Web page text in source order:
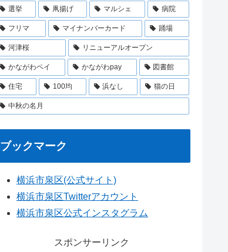
選挙 凧揚げ マルシェ 病院
フリマ マイナンバーカード 踊場
河津桜 リニューアルオープン
かながわペイ かながわpay 図書館
住宅 100均 浜なし 猫の日
中秋の名月
ブックマーク
横浜市泉区(公式サイト)
横浜市泉区Twitterアカウント
横浜市泉区公式インスタグラム
スポンサーリンク